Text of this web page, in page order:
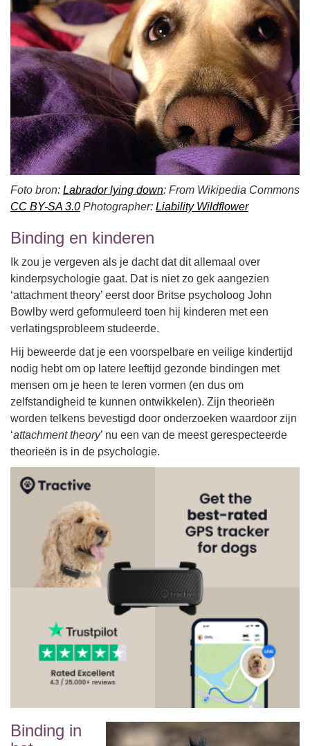
Foto bron: Labrador lying down: From Wikipedia Commons
CC BY-SA 3.0 Photographer: Liability Wildflower
Binding en kinderen
Ik zou je vergeven als je dacht dat dit allemaal over
kinderpsychologie gaat. Dat is niet zo gek aangezien
‘attachment theory’ eerst door Britse psycholoog John
Bowlby werd geformuleerd toen hij kinderen met een
verlatingsprobleem studeerde.
Hij beweerde dat je een voorspelbare en veilige kindertijd
nodig hebt om op latere leeftijd gezonde bindingen met
mensen om je heen te leren vormen (en dus om
zelfstandigheid te kunnen ontwikkelen). Zijn theorieën
worden telkens bevestigd door onderzoeken waardoor zijn
‘attachment theory’ nu een van de meest gerespecteerde
theorieën is in de psychologie.
Binding in